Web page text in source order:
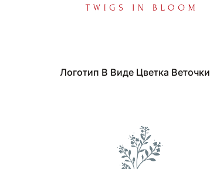
Логотип В Виде Цветка Веточки